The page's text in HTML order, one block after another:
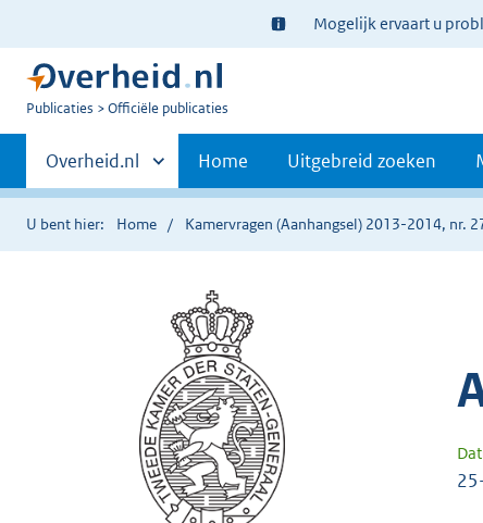
Ter
informatie:
Mogelijk ervaart u
U
Publicaties Officiële publicaties
Primaire
navigatie
Andere
sites
binnen
Overheid.nl Home Uitgebreid zoeken
U bent hier: Home Kamervragen (Aanhangsel) 2013-2014, nr.